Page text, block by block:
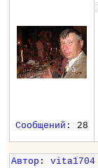
Сообщений : 28
Автор : vita1704